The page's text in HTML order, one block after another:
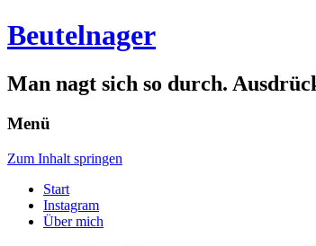
Beutelnager
Man nagt sich so durch.
Menü
Zum Inhalt springen
Start
Instagram
Über mich